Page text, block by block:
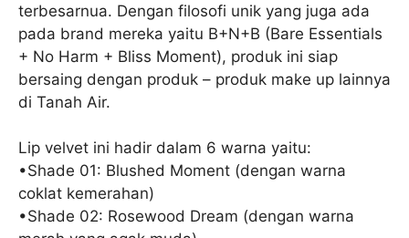
terbesarnua. Dengan filosofi unik yang juga ada
pada brand mereka yaitu B+N+B (Bare Essentials
+ No Harm + Bliss Moment), produk ini siap
bersaing dengan produk – produk make up lainnya
di Tanah Air.
Lip velvet ini hadir dalam 6 warna yaitu:
•Shade 01: Blushed Moment (dengan warna
coklat kemerahan)
•Shade 02: Rosewood Dream (dengan warna